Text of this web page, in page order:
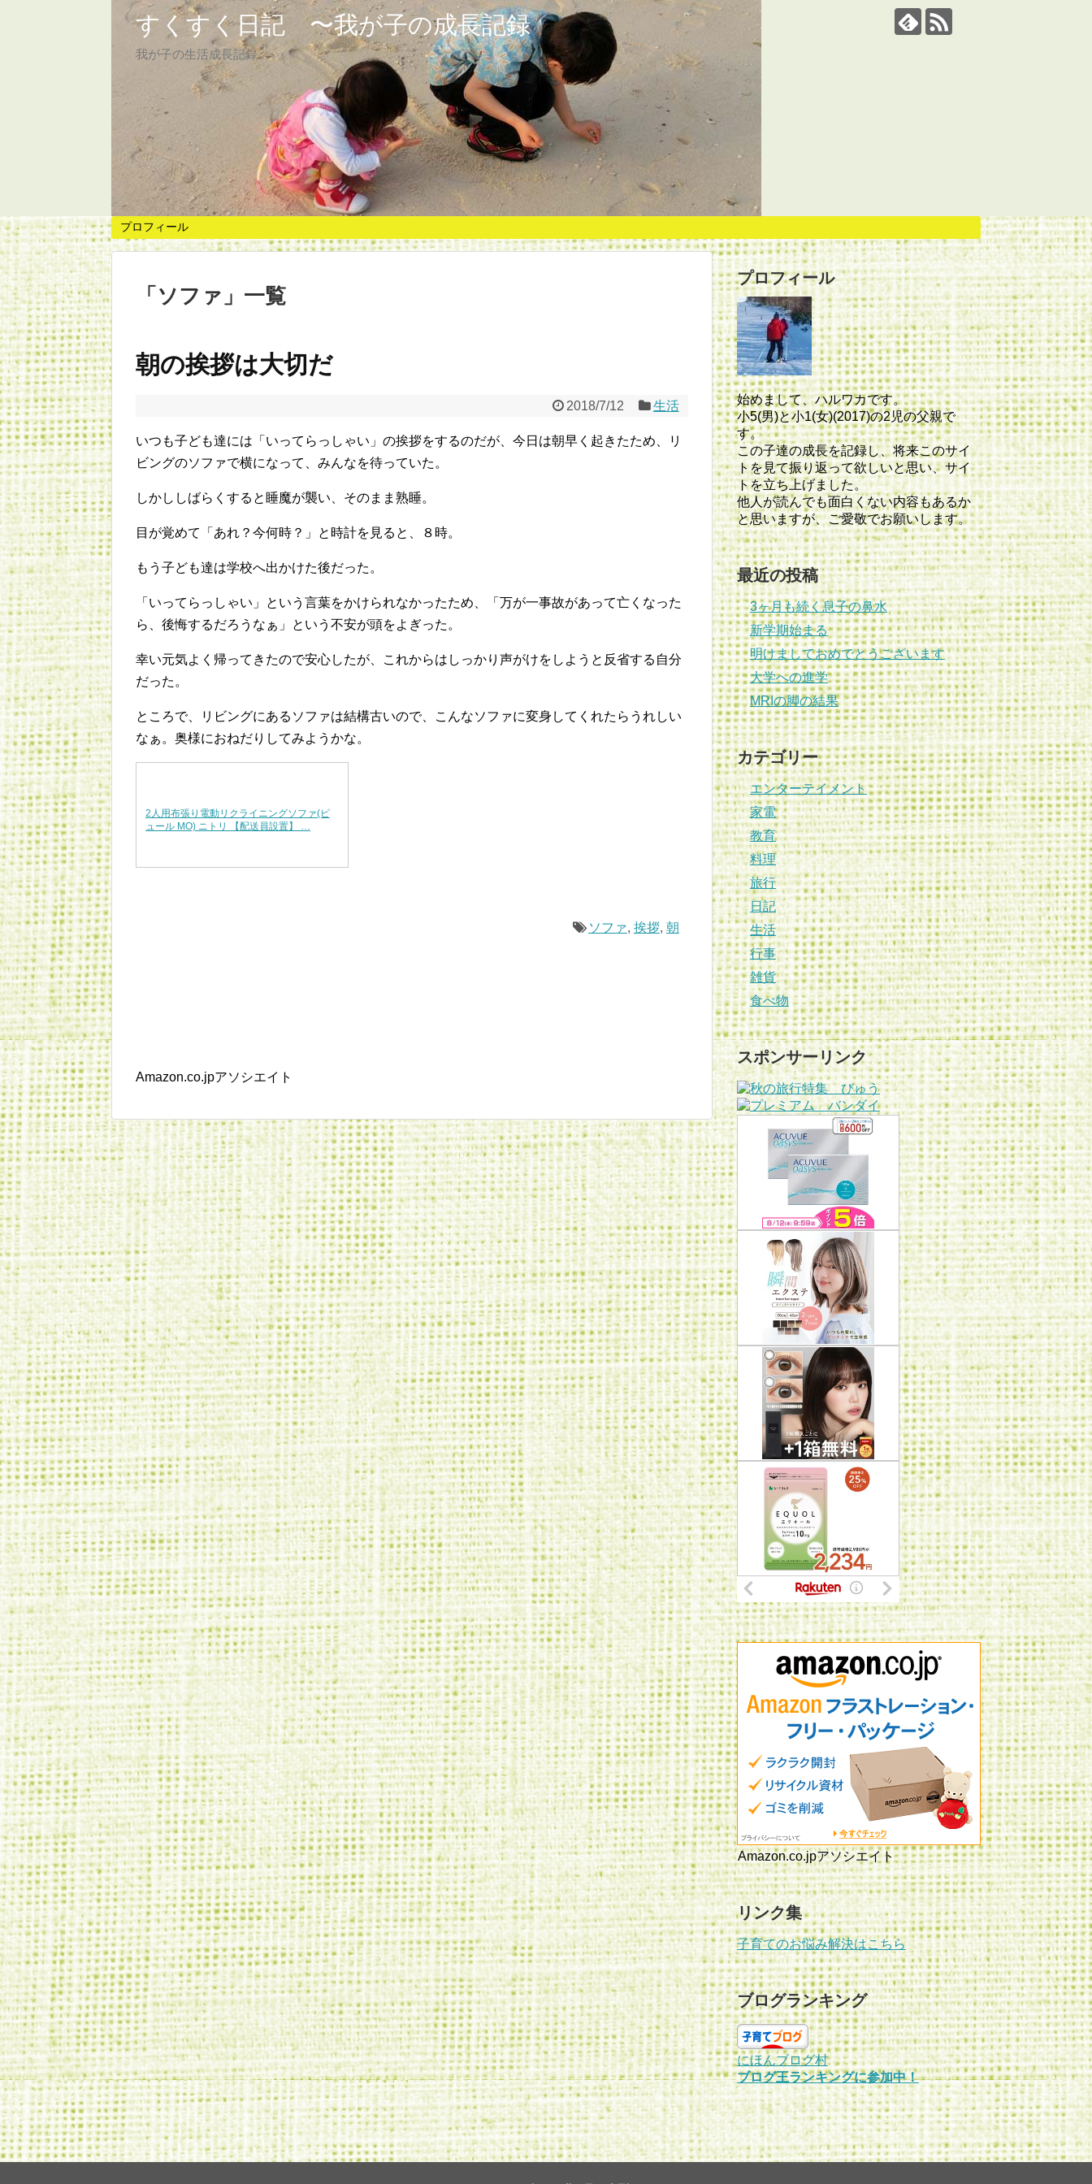
すくすく日記 〜我が子の成長記録
我が子の生活成長記録
プロフィール
「 ソファ 」 一覧
朝の挨拶は大切だ
2018/7/12 生活
いつも子ども達には「いってらっしゃい」の挨拶をするのだが、今日は朝早く起きたため、リ
ビングのソファで横になって、みんなを待っていた。
しかししばらくすると睡魔が襲い、そのまま熟睡。
目が覚めて「あれ？今何時？」と時計を見ると、８時。
もう子ども達は学校へ出かけた後だった。
「いってらっしゃい」という言葉をかけられなかったため、「万が一事故があって亡くなった
ら、後悔するだろうなぁ」という不安が頭をよぎった。
幸い元気よく帰ってきたので安心したが、これからはしっかり声がけをしようと反省する自分
だった。
ところで、リビングにあるソファは結構古いので、こんなソファに変身してくれたらうれしい
なぁ。奥様におねだりしてみようかな。
2人用布張り電動リクライニングソファ(ピ
ュール MO) ニトリ 【配送員設置】 …
ソファ, 挨拶, 朝
Amazon.co.jpアソシエイト
プロフィール
始めまして、ハルワカです。
小5(男)と小1(女)(2017)の2児の父親で
す。
この子達の成長を記録し、将来このサイ
トを見て振り返って欲しいと思い、サイ
トを立ち上げました。
他人が読んでも面白くない内容もあるか
と思いますが、ご愛敬でお願いします。
最近の投稿
3ヶ月も続く息子の鼻水
新学期始まる
明けましておめでとうございます
大学への進学
MRIの脚の結果
カテゴリー
エンターテイメント
家電
教育
料理
旅行
日記
生活
行事
雑貨
食べ物
スポンサーリンク
Amazon.co.jpアソシエイト
リンク集
子育てのお悩み解決はこちら
ブログランキング
にほんブログ村
ブログ王ランキングに参加中！